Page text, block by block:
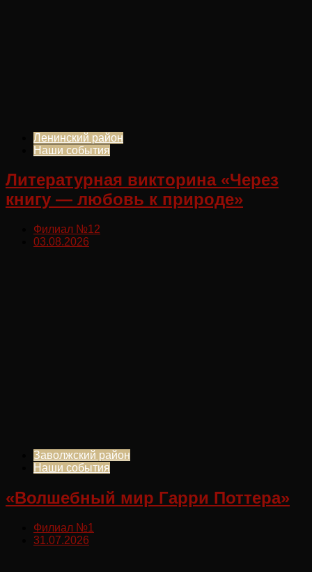
Ленинский район
Наши события
Литературная викторина «Через
книгу — любовь к природе»
Филиал №12
03.08.2026
Заволжский район
Наши события
«Волшебный мир Гарри Поттера»
Филиал №1
31.07.2026